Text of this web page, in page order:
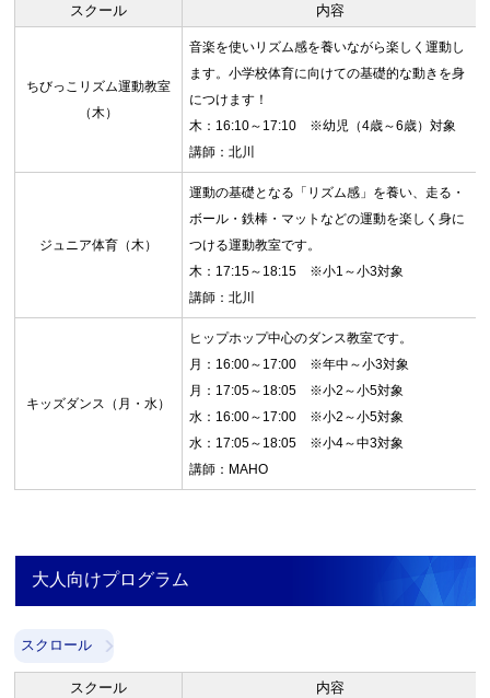
お問合せフォーム
マイページログイン（スクール用）
マイページ登録（スクール用）※この登録で
は施設予約はできません
施設予約システム
施設の空き状況
スクール 内容
ちびっこリズム運動教室
（木）
音楽を使いリズム感を養いながら楽しく運動し
ます。小学校体育に向けての基礎的な動きを身
につけます！
木：16:10～17:10 ※幼児（4歳～6歳）対象
講師：北川
ジュニア体育（木）
運動の基礎となる「リズム感」を養い、走る・
ボール・鉄棒・マットなどの運動を楽しく身に
つける運動教室です。
木：17:15～18:15 ※小1～小3対象
講師：北川
キッズダンス（月・水）
ヒップホップ中心のダンス教室です。
月：16:00～17:00 ※年中～小3対象
月：17:05～18:05 ※小2～小5対象
水：16:00～17:00 ※小2～小5対象
水：17:05～18:05 ※小4～中3対象
講師：MAHO
大人向けプログラム
スクロール
スクール 内容